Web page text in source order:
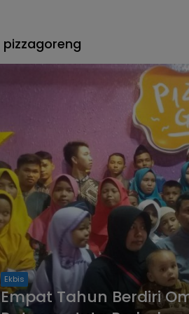
pizzagoreng
Ekbis
Empat Tahun Berdiri